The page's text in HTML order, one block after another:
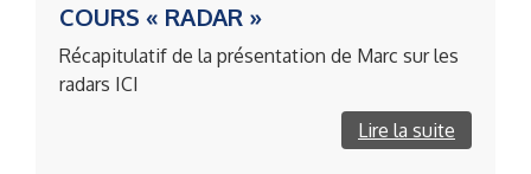
COURS « RADAR »
Récapitulatif de la présentation de Marc sur les
radars ICI
Lire la suite